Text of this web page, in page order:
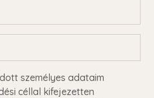
személyes adataim
céllal kifejezetten